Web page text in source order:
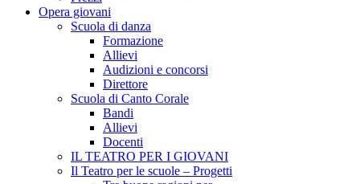
Opera giovani
Scuola di danza
Formazione
Allievi
Audizioni e concorsi
Direttore
Scuola di Canto Corale
Bandi
Allievi
Docenti
IL TEATRO PER I GIOVANI
Il Teatro per le scuole – Progetti